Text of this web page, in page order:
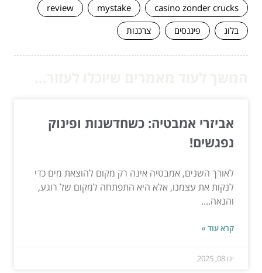
casino zonder crucks
mystake
review
בלוג
פיננסים צרכנות
אביזרי אמבטיה: כשחדשנות ופינוק
נפגשים!
לאורך השנים, אמבטיה אינה רק מקום להוצאת מים כדי
לנקות את עצמנו, אלא היא התפתחה למקום של רוגע,
והנאה....
קרא עוד »
ינו 08, 2025